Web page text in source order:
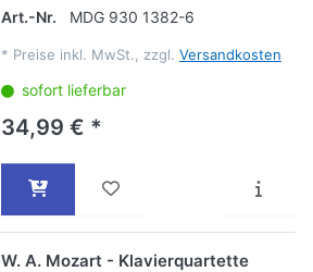
Art.-Nr.
MDG 930 1382-6
* Preise inkl. MwSt., zzgl. Versandkosten
sofort lieferbar
34,99 € *
W. A. Mozart - Klavierquartette